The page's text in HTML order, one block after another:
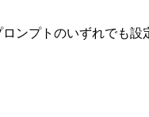
ンプトのいずれでも設